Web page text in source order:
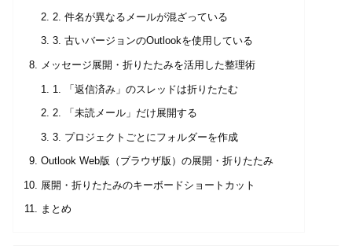
2. 件名が異なるメールが混ざっている
3. 古いバージョンのOutlookを使用している
メッセージ展開・折りたたみを活用した整理術
1. 「返信済み」のスレッドは折りたたむ
2. 「未読メール」だけ展開する
3. プロジェクトごとにフォルダーを作成
Outlook Web版（ブラウザ版）の展開・折りたたみ
展開・折りたたみのキーボードショートカット
まとめ